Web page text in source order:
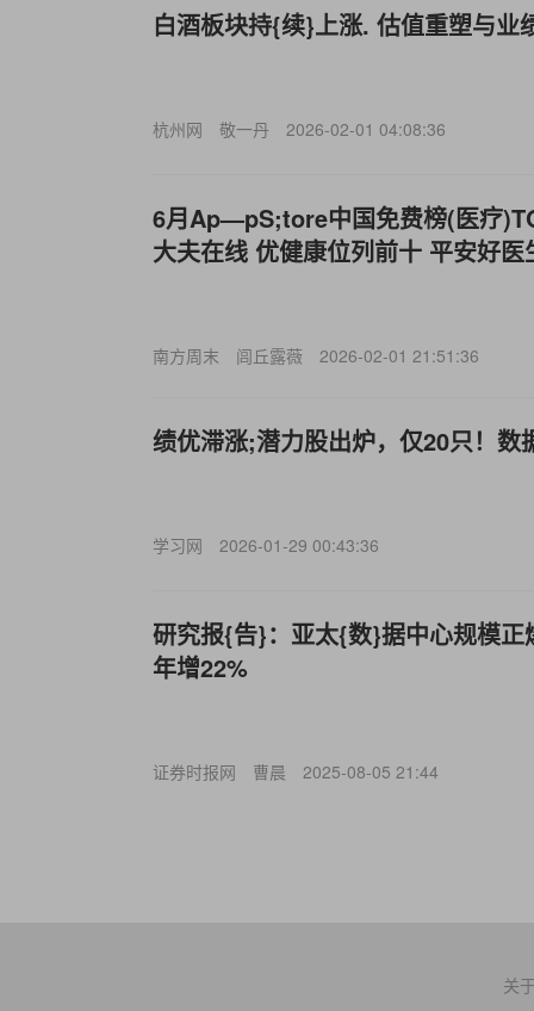
白酒板块持{续}上涨. 估值重塑与业
杭州网 敬一丹 2026-02-01 04:08:36
6月Ap—pS;tore中国免费榜(医疗
大夫在线 优健康位列前十 平安好
南方周末 闾丘露薇 2026-02-01 21:51:36
绩优滞涨;潜力股出炉，仅20只！数
学习网 2026-01-29 00:43:36
研究报{告}：亚太{数}据中心规模正
年增22%
证券时报网 曹晨 2025-08-05 21:44
关